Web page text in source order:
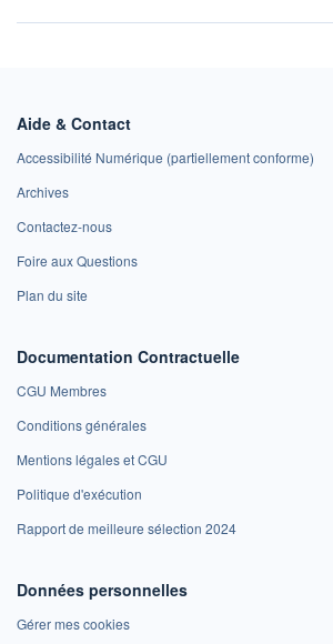
Aide & Contact
Accessibilité Numérique (partiellement conforme)
Archives
Contactez-nous
Foire aux Questions
Plan du site
Documentation Contractuelle
CGU Membres
Conditions générales
Mentions légales et CGU
Politique d'exécution
Rapport de meilleure sélection 2024
Données personnelles
Gérer mes cookies